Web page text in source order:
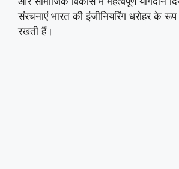
संरचनाएं भारत की इंजीनियरिंग धरोहर के रूप
रखती हैं।